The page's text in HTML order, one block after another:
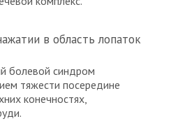
в область лопаток
болевой синдром
тяжести посередине
конечностях,